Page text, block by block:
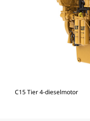
C15 Tier 4-dieselmotor